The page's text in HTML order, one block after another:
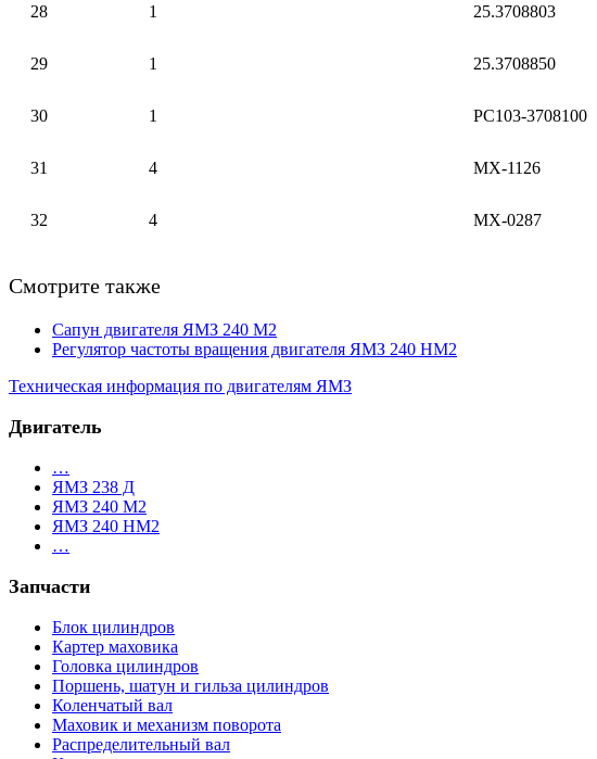
28 1 25.3708803
29 1 25.3708850
30 1 РС103-3708100
31 4 МХ-1126
32 4 МХ-0287
Смотрите также
Сапун двигателя ЯМЗ 240 М2
Регулятор частоты вращения двигателя ЯМЗ 240 НМ2
Техническая информация по двигателям ЯМЗ
Двигатель
…
ЯМЗ 238 Д
ЯМЗ 240 М2
ЯМЗ 240 НМ2
…
Запчасти
Блок цилиндров
Картер маховика
Головка цилиндров
Поршень, шатун и гильза цилиндров
Коленчатый вал
Маховик и механизм поворота
Распределительный вал